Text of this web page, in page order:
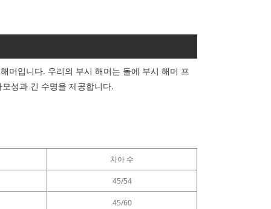
머입니다. 우리의 부시 해머는 돌에 부시 해머 프
성과 긴 수명을 제공합니다.
치아 수
45/54
45/60